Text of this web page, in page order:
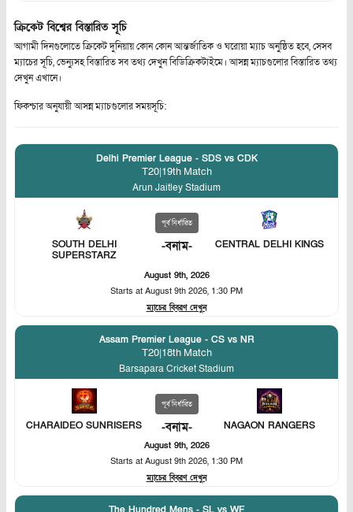
ক্রিকেট বিশ্বের বিস্তারিত সূচি
আগামী দিনগুলোতে ক্রিকেট দুনিয়ায় কোন কোন আন্তর্জাতিক ও ঘরোয়া ম্যাচ অনুষ্ঠিত হবে, সেসব
ম্যাচের সূচি, ভেন্যুসহ বিস্তারিত সব তথ্য দেখুন বিডিক্রিকটাইমে। আসন্ন ম্যাচগুলোর বিস্তারিত তথ্য
দেখুন এখানে।
ফিকশ্চার অনুযায়ী আসন্ন ম্যাচগুলোর সময়সূচি:
Delhi Premier League - SDS vs CDK
T20|19th Match
Arun Jaitley Stadium
SOUTH DELHI
SUPERSTARZ
পূর্ব নির্ধারিত
-বনাম- CENTRAL DELHI KINGS
August 9th, 2026
Starts at August 9th 2026, 1:30 PM
ম্যাচের বিবরণ দেখুন
Assam Premier League - CS vs NR
T20|18th Match
Barsapara Cricket Stadium
CHARAIDEO SUNRISERS
পূর্ব নির্ধারিত
-বনাম- NAGAON RANGERS
August 9th, 2026
Starts at August 9th 2026, 1:30 PM
ম্যাচের বিবরণ দেখুন